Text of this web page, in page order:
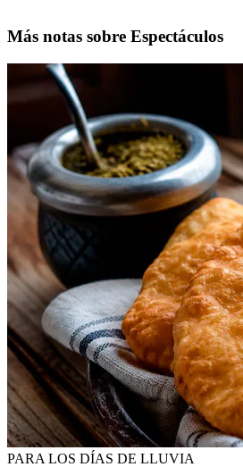
Más notas sobre Espectáculos
PARA LOS DÍAS DE LLUVIA